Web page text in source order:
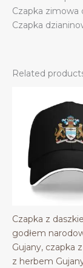
Czapka
Czapka
Related
Czapka z
godłem
Gujany, czapka
z herbem